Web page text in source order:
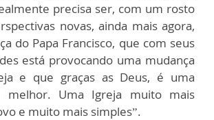
precisa ser, com um rosto
novas, ainda mais agora,
do Papa Francisco, que com seus
está provocando uma mudança
e que graças as Deus, é uma
melhor. Uma Igreja muito mais
e muito mais simples”.